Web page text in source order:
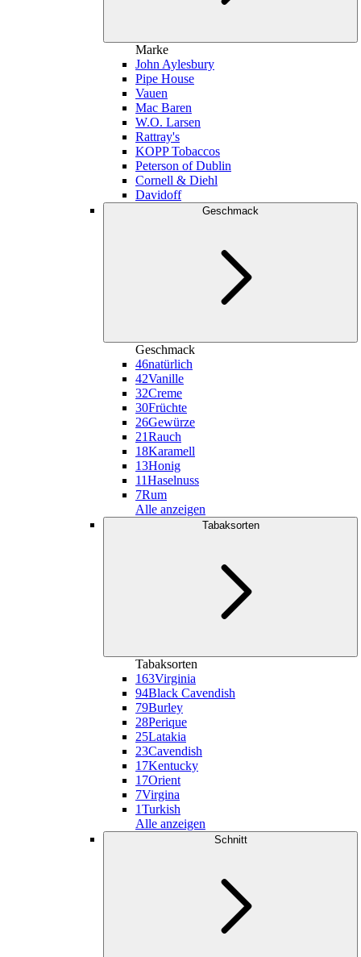
Marke
John Aylesbury
Pipe House
Vauen
Mac Baren
W.O. Larsen
Rattray's
KOPP Tobaccos
Peterson of Dublin
Cornell & Diehl
Davidoff
Geschmack
Geschmack
46natürlich
42Vanille
32Creme
30Früchte
26Gewürze
21Rauch
18Karamell
13Honig
11Haselnuss
7Rum
Alle anzeigen
Tabaksorten
Tabaksorten
163Virginia
94Black Cavendish
79Burley
28Perique
25Latakia
23Cavendish
17Kentucky
17Orient
7Virgina
1Turkish
Alle anzeigen
Schnitt